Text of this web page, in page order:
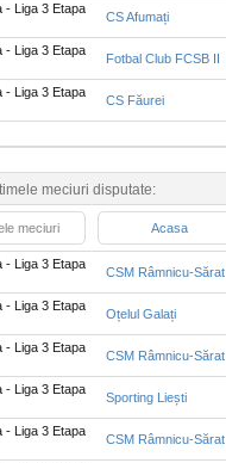
- Liga 3 Etapa
CS Afumați
- Liga 3 Etapa
Fotbal Club FCSB II
- Liga 3 Etapa
CS Făurei
meciuri disputate:
meciuri Acasa
- Liga 3 Etapa
CSM Râmnicu-Sărat
- Liga 3 Etapa
Oțelul Galați
- Liga 3 Etapa
CSM Râmnicu-Sărat
- Liga 3 Etapa
Sporting Liești
- Liga 3 Etapa
CSM Râmnicu-Sărat